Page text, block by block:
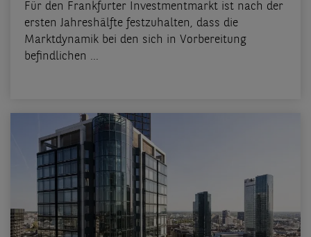
Für den Frankfurter Investmentmarkt ist nach der
ersten Jahreshälfte festzuhalten, dass die
Marktdynamik bei den sich in Vorbereitung
befindlichen ...